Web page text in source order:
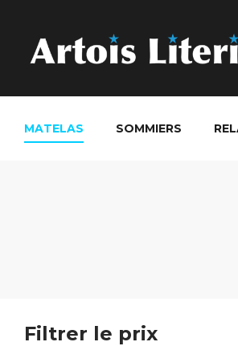
MATELAS SOMMIERS
Filtrer le prix